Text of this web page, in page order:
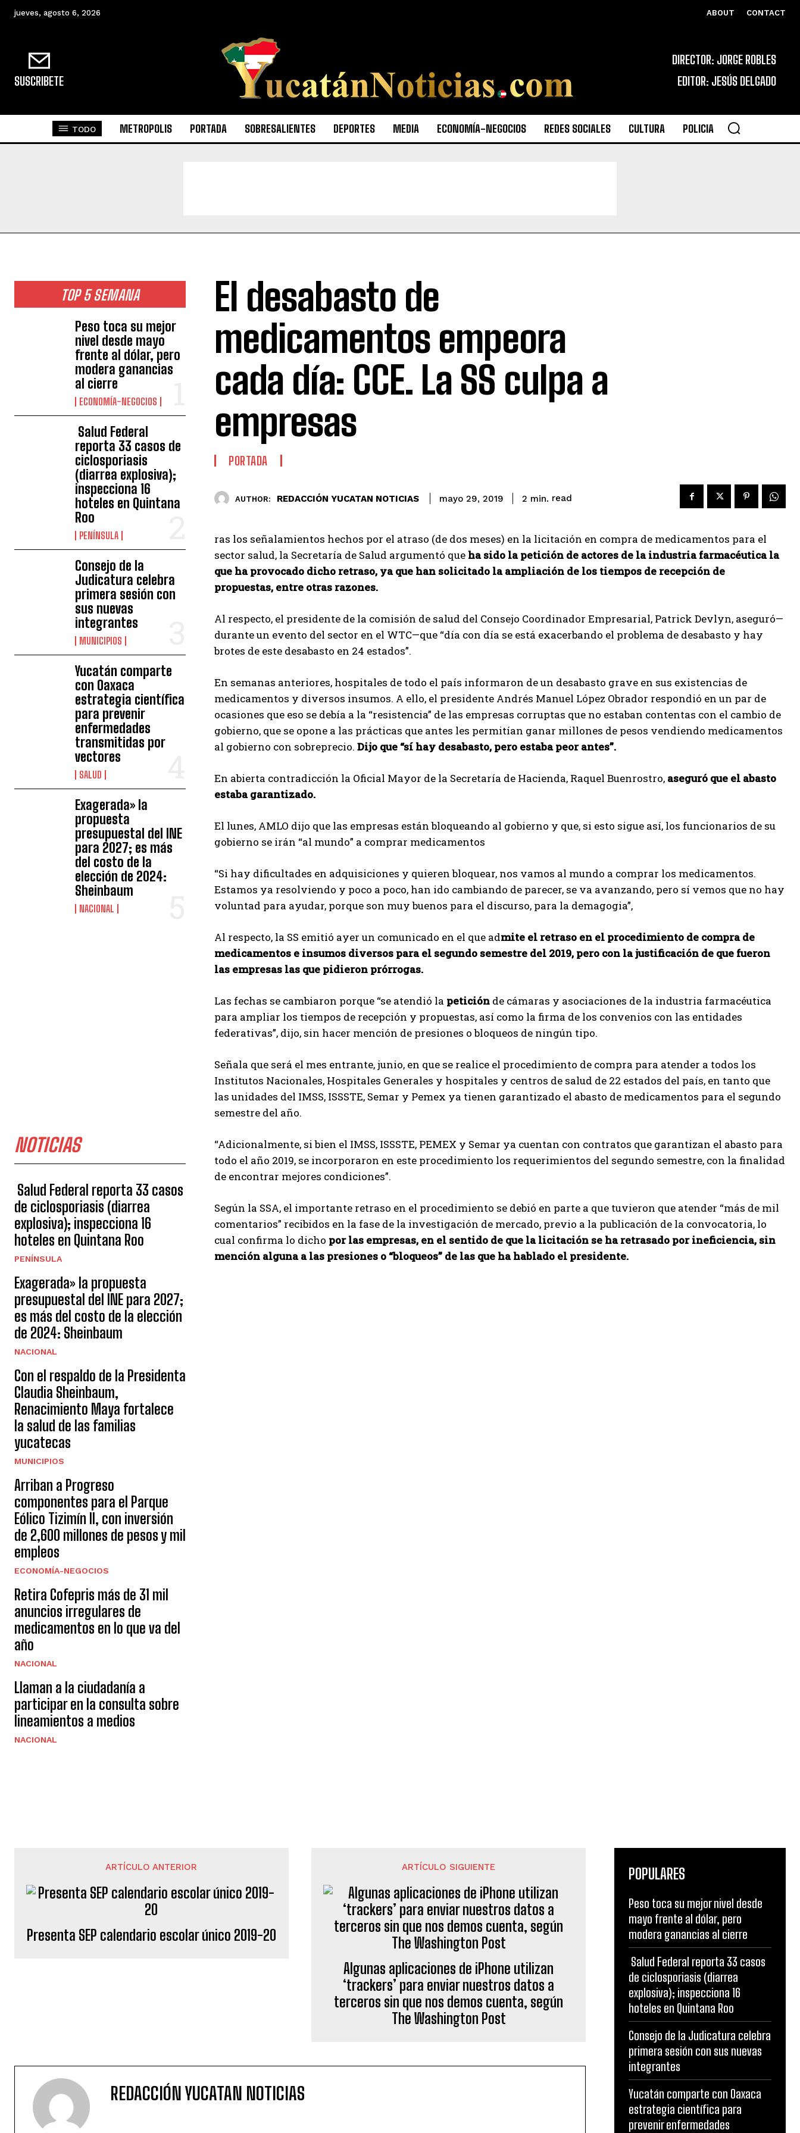
jueves, agosto 6, 2026 ABOUT CONTACT
SUSCRIBETE
DIRECTOR: JORGE ROBLES
EDITOR: JESÚS DELGADO
TODO METROPOLIS PORTADA SOBRESALIENTES DEPORTES MEDIA ECONOMÍA-NEGOCIOS REDES SOCIALES CULTURA POLICIA
TOP 5 SEMANA
Peso toca su mejor
nivel desde mayo
frente al dólar, pero
modera ganancias
al cierre
ECONOMÍA-NEGOCIOS
Salud Federal
reporta 33 casos de
ciclosporiasis
(diarrea explosiva);
inspecciona 16
hoteles en Quintana
Roo
PENÍNSULA
Consejo de la
Judicatura celebra
primera sesión con
sus nuevas
integrantes
MUNICIPIOS
Yucatán comparte
con Oaxaca
estrategia científica
para prevenir
enfermedades
transmitidas por
vectores
SALUD
Exagerada» la
propuesta
presupuestal del INE
para 2027; es más
del costo de la
elección de 2024:
Sheinbaum
NACIONAL
NOTICIAS
Salud Federal reporta 33 casos
de ciclosporiasis (diarrea
explosiva); inspecciona 16
hoteles en Quintana Roo
PENÍNSULA
Exagerada» la propuesta
presupuestal del INE para 2027;
es más del costo de la elección
de 2024: Sheinbaum
NACIONAL
Con el respaldo de la Presidenta
Claudia Sheinbaum,
Renacimiento Maya fortalece
la salud de las familias
yucatecas
MUNICIPIOS
Arriban a Progreso
componentes para el Parque
Eólico Tizimín II, con inversión
de 2,600 millones de pesos y mil
empleos
ECONOMÍA-NEGOCIOS
Retira Cofepris más de 31 mil
anuncios irregulares de
medicamentos en lo que va del
año
NACIONAL
Llaman a la ciudadanía a
participar en la consulta sobre
lineamientos a medios
NACIONAL
El desabasto de
medicamentos empeora
cada día: CCE. La SS culpa a
empresas
PORTADA
AUTHOR: REDACCIÓN YUCATAN NOTICIAS mayo 29, 2019 2 min. read
ras los señalamientos hechos por el atraso (de dos meses) en la licitación en compra de medicamentos para el
sector salud, la Secretaría de Salud argumentó que ha sido la petición de actores de la industria farmacéutica la
que ha provocado dicho retraso, ya que han solicitado la ampliación de los tiempos de recepción de
propuestas, entre otras razones.
Al respecto, el presidente de la comisión de salud del Consejo Coordinador Empresarial, Patrick Devlyn, aseguró—
durante un evento del sector en el WTC—que “día con día se está exacerbando el problema de desabasto y hay
brotes de este desabasto en 24 estados”.
En semanas anteriores, hospitales de todo el país informaron de un desabasto grave en sus existencias de
medicamentos y diversos insumos. A ello, el presidente Andrés Manuel López Obrador respondió en un par de
ocasiones que eso se debía a la “resistencia” de las empresas corruptas que no estaban contentas con el cambio de
gobierno, que se opone a las prácticas que antes les permitían ganar millones de pesos vendiendo medicamentos
al gobierno con sobreprecio. Dijo que “sí hay desabasto, pero estaba peor antes”.
En abierta contradicción la Oficial Mayor de la Secretaría de Hacienda, Raquel Buenrostro, aseguró que el abasto
estaba garantizado.
El lunes, AMLO dijo que las empresas están bloqueando al gobierno y que, si esto sigue así, los funcionarios de su
gobierno se irán “al mundo” a comprar medicamentos
“Si hay dificultades en adquisiciones y quieren bloquear, nos vamos al mundo a comprar los medicamentos.
Estamos ya resolviendo y poco a poco, han ido cambiando de parecer, se va avanzando, pero sí vemos que no hay
voluntad para ayudar, porque son muy buenos para el discurso, para la demagogia”,
Al respecto, la SS emitió ayer un comunicado en el que admite el retraso en el procedimiento de compra de
medicamentos e insumos diversos para el segundo semestre del 2019, pero con la justificación de que fueron
las empresas las que pidieron prórrogas.
Las fechas se cambiaron porque “se atendió la petición de cámaras y asociaciones de la industria farmacéutica
para ampliar los tiempos de recepción y propuestas, así como la firma de los convenios con las entidades
federativas”, dijo, sin hacer mención de presiones o bloqueos de ningún tipo.
Señala que será el mes entrante, junio, en que se realice el procedimiento de compra para atender a todos los
Institutos Nacionales, Hospitales Generales y hospitales y centros de salud de 22 estados del país, en tanto que
las unidades del IMSS, ISSSTE, Semar y Pemex ya tienen garantizado el abasto de medicamentos para el segundo
semestre del año.
“Adicionalmente, si bien el IMSS, ISSSTE, PEMEX y Semar ya cuentan con contratos que garantizan el abasto para
todo el año 2019, se incorporaron en este procedimiento los requerimientos del segundo semestre, con la finalidad
de encontrar mejores condiciones”.
Según la SSA, el importante retraso en el procedimiento se debió en parte a que tuvieron que atender “más de mil
comentarios” recibidos en la fase de la investigación de mercado, previo a la publicación de la convocatoria, lo
cual confirma lo dicho por las empresas, en el sentido de que la licitación se ha retrasado por ineficiencia, sin
mención alguna a las presiones o “bloqueos” de las que ha hablado el presidente.
ARTÍCULO ANTERIOR
Presenta SEP calendario escolar único 2019-20
ARTÍCULO SIGUIENTE
Algunas aplicaciones de iPhone utilizan
‘trackers’ para enviar nuestros datos a
terceros sin que nos demos cuenta, según
The Washington Post
REDACCIÓN YUCATAN NOTICIAS
POPULARES
Peso toca su mejor nivel desde
mayo frente al dólar, pero
modera ganancias al cierre
Salud Federal reporta 33 casos
de ciclosporiasis (diarrea
explosiva); inspecciona 16
hoteles en Quintana Roo
Consejo de la Judicatura celebra
primera sesión con sus nuevas
integrantes
Yucatán comparte con Oaxaca
estrategia científica para
prevenir enfermedades